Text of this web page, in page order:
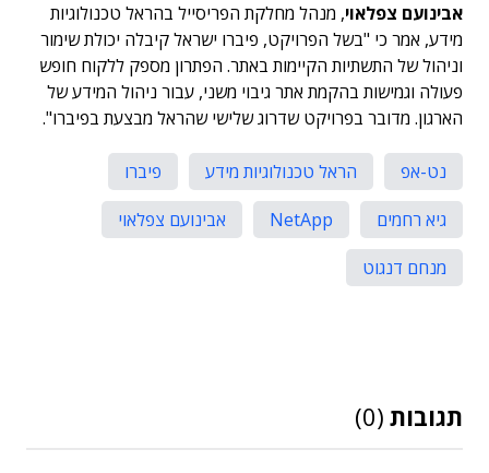
אבינועם צפלאוי, מנהל מחלקת הפריסייל בהראל טכנולוגיות
מידע, אמר כי "בשל הפרויקט, פיברו ישראל קיבלה יכולת שימור
וניהול של התשתיות הקיימות באתר. הפתרון מספק ללקוח חופש
פעולה וגמישות בהקמת אתר גיבוי משני, עבור ניהול המידע של
הארגון. מדובר בפרויקט שדרוג שלישי שהראל מבצעת בפיברו".
נט-אפ הראל טכנולוגיות מידע
פיברו
גיא רחמים
אבינועם צפלאוי
מנחם דנגוט
תגובות (0)